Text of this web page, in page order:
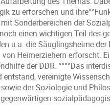
zu erforschen und
Sonderbereichen der
einen wichtigen Teil des
u.a. die Säuglingsheime der
Heimerziehern erforscht.
der DDR. °°°°Das
vereinigte
der Soziologie und